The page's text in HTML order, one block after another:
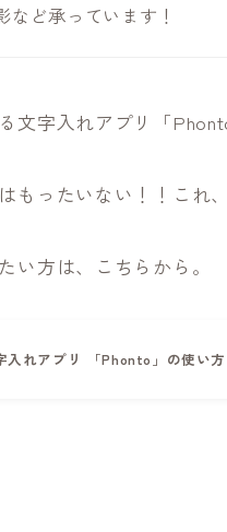
など承っています！
文字入れアプリ「
もったいない！！これ
い方は、こちらから。
入れアプリ 「Phonto」の使い